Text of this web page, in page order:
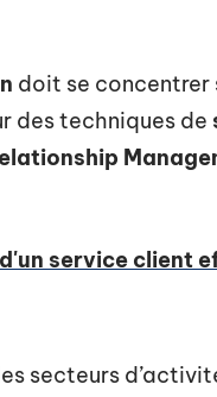
doit se concentrer
des techniques de
service client
secteurs